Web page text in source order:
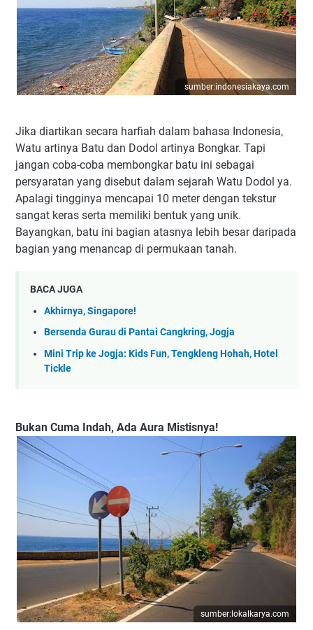
sumber:indonesiakaya.com
Jika diartikan secara harfiah dalam bahasa Indonesia,
Watu artinya Batu dan Dodol artinya Bongkar. Tapi
jangan coba-coba membongkar batu ini sebagai
persyaratan yang disebut dalam sejarah Watu Dodol ya.
Apalagi tingginya mencapai 10 meter dengan tekstur
sangat keras serta memiliki bentuk yang unik.
Bayangkan, batu ini bagian atasnya lebih besar daripada
bagian yang menancap di permukaan tanah.
BACA JUGA
Akhirnya, Singapore!
Bersenda Gurau di Pantai Cangkring, Jogja
Mini Trip ke Jogja: Kids Fun, Tengkleng Hohah, Hotel
Tickle
Bukan Cuma Indah, Ada Aura Mistisnya!
sumber:lokalkarya.com